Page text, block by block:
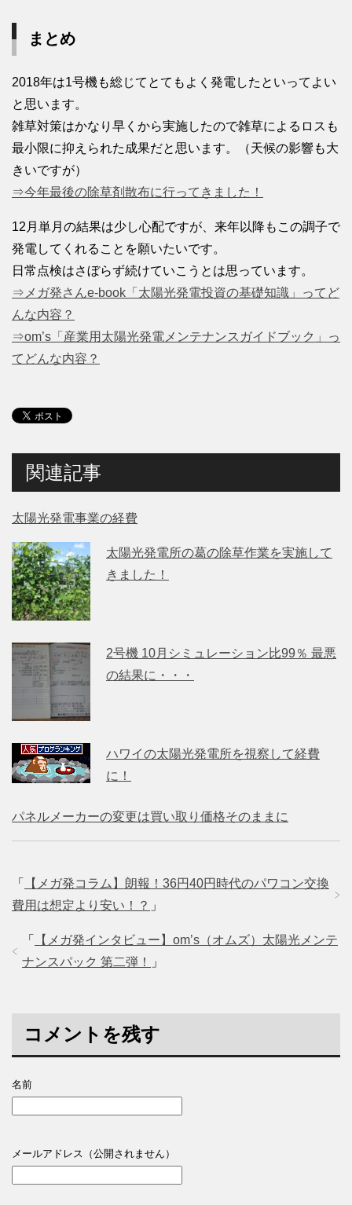
まとめ
2018年は1号機も総じてとてもよく発電したといってよい
と思います。
雑草対策はかなり早くから実施したので雑草によるロスも
最小限に抑えられた成果だと思います。（天候の影響も大
きいですが）
⇒今年最後の除草剤散布に行ってきました！
12月単月の結果は少し心配ですが、来年以降もこの調子で
発電してくれることを願いたいです。
日常点検はさぼらず続けていこうとは思っています。
⇒メガ発さんe-book「太陽光発電投資の基礎知識」ってど
んな内容？
⇒om’s「産業用太陽光発電メンテナンスガイドブック」っ
てどんな内容？
関連記事
太陽光発電事業の経費
太陽光発電所の葛の除草作業を実施して
きました！
2号機 10月シミュレーション比99％ 最悪
の結果に・・・
ハワイの太陽光発電所を視察して経費
に！
パネルメーカーの変更は買い取り価格そのままに
「
【メガ発コラム】朗報！36円40円時代のパワコン交換
費用は想定より安い！？ 」
「
【メガ発インタビュー】om’s（オムズ）太陽光メンテ
ナンスパック 第二弾！
」
コメントを残す
名前
メールアドレス（公開されません）